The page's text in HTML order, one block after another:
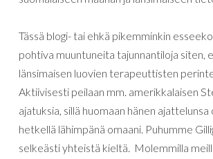
Tässä blogi- tai ehkä pikemminkin
pohtiva muuntuneita tajunnantiloja siten,
länsimaisen luovien terapeuttisten
Aktiivisesti peilaan mm. amerikkalaisen
ajatuksia, sillä huomaan hänen ajattelunsa
hetkellä lähimpänä omaani. Puhumme
selkeästiyhteistä kieltä. Molemmilla